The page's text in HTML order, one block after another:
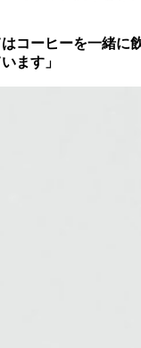
コーヒーを一緒
ます」